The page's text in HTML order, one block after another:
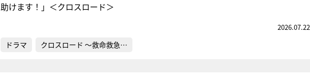
助けます！」＜クロスロード＞
2026.07.22
ドラマ クロスロード ～救命救急…